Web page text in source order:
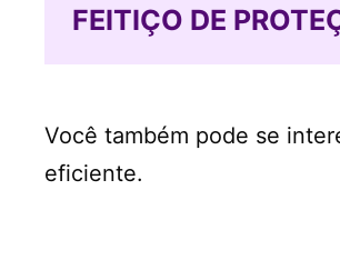
FEITIÇO DE
Você também pode se
eficiente.